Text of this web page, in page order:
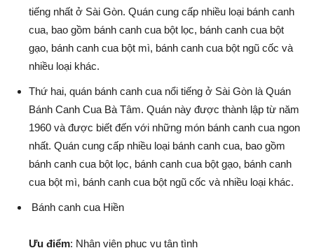
tiếng nhất ở Sài Gòn. Quán cung cấp nhiều loại bánh canh
cua, bao gồm bánh canh cua bột lọc, bánh canh cua bột
gạo, bánh canh cua bột mì, bánh canh cua bột ngũ cốc và
nhiều loại khác.
Thứ hai, quán bánh canh cua nổi tiếng ở Sài Gòn là Quán
Bánh Canh Cua Bà Tâm. Quán này được thành lập từ năm
1960 và được biết đến với những món bánh canh cua ngon
nhất. Quán cung cấp nhiều loại bánh canh cua, bao gồm
bánh canh cua bột lọc, bánh canh cua bột gạo, bánh canh
cua bột mì, bánh canh cua bột ngũ cốc và nhiều loại khác.
Bánh canh cua Hiền
Ưu điểm: Nhân viên phục vụ tận tình